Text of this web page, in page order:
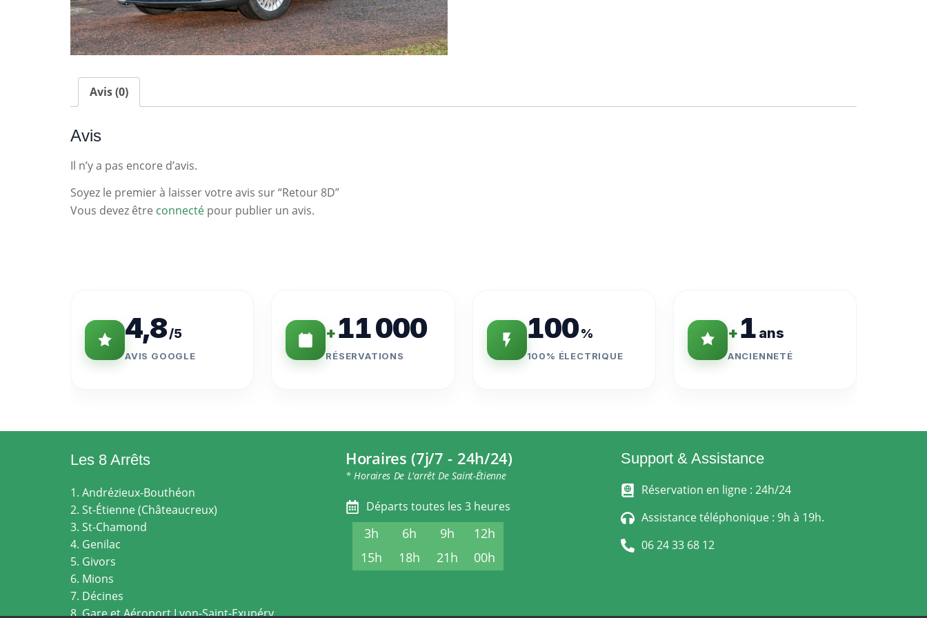
Avis (0)
Avis
Il n’y a pas encore d’avis.
Soyez le premier à laisser votre avis sur “Retour 8D”
Vous devez être connecté pour publier un avis.
4,8/5
AVIS GOOGLE
+11 000
RÉSERVATIONS
100 %
100% ÉLECTRIQUE
+1 ans
ANCIENNETÉ
Les 8 Arrêts
1. Andrézieux-Bouthéon
2. St-Étienne (Châteaucreux)
3. St-Chamond
4. Genilac
5. Givors
6. Mions
7. Décines
8. Gare et Aéroport Lyon-Saint-Exupéry
Horaires (7j/7 - 24h/24)
* Horaires De L'arrêt De Saint-Étienne
Départs toutes les 3 heures
3h 6h 9h
12h
15h
18h 21h 00h
Support & Assistance
Réservation en ligne : 24h/24
Assistance téléphonique : 9h à 19h.
06 24 33 68 12